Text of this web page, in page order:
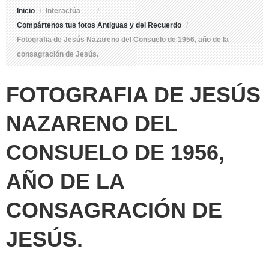
Inicio / Interactúa
/
Compártenos tus fotos Antiguas y del Recuerdo /
Fotografia de Jesús Nazareno del Consuelo de 1956, año de la
consagración de Jesús.
FOTOGRAFIA DE JESÚS
NAZARENO DEL
CONSUELO DE 1956,
AÑO DE LA
CONSAGRACIÓN DE
JESÚS.